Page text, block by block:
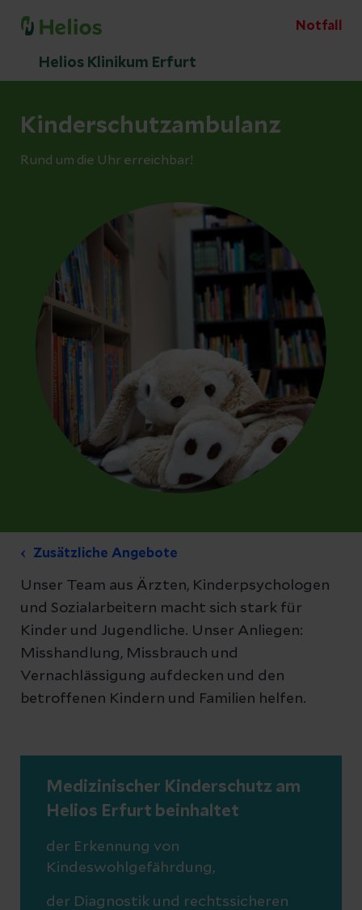
Notfall
Helios Klinikum Erfurt
Kinderschutzambulanz
Rund um die Uhr erreichbar!
Zusätzliche Angebote
Unser Team aus Ärzten, Kinderpsychologen
und Sozialarbeitern macht sich stark für
Kinder und Jugendliche. Unser Anliegen:
Misshandlung, Missbrauch und
Vernachlässigung aufdecken und den
betroffenen Kindern und Familien helfen.
Medizinischer Kinderschutz am
Helios Erfurt beinhaltet
der Erkennung von
Kindeswohlgefährdung,
der Diagnostik und rechtssicheren